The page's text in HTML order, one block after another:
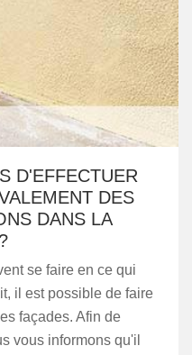
D'EFFECTUER
DES
DANS LA
se faire en ce qui
il est possible de faire
façades. Afin de
vous informons qu'il